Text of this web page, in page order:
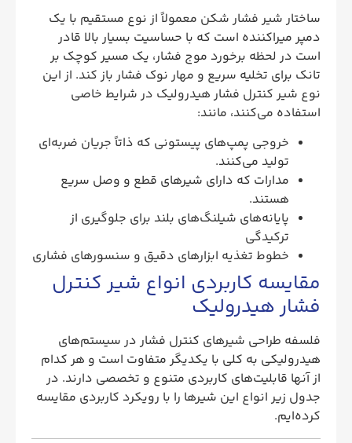
ساختار شیر فشار شکن معمولاً از نوع مستقیم با یک
دمپر میراکننده است که با حساسیت بسیار بالا قادر
است در لحظه برخورد موج فشار، یک مسیر کوچک بر
تانک برای تخلیه سریع و مهار نوک فشار باز کند. از این
نوع شیر کنترل فشار هیدرولیک در شرایط خاصی
استفاده می‌کنند، مانند:
خروجی پمپ‌های پیستونی که ذاتاً جریان ضربه‌ای
تولید می‌کنند.
مدارات که دارای شیرهای قطع و وصل سریع
هستند.
پایانه‌های شیلنگ‌های بلند برای جلوگیری از
ترکیدگی
خطوط تغذیه ابزارهای دقیق و سنسورهای فشاری
مقایسه کاربردی انواع شیر کنترل
فشار هیدرولیک
فلسفه طراحی شیرهای کنترل فشار در سیستم‌های
هیدرولیکی به کلی با یکدیگر متفاوت است و هر کدام
از آنها قابلیت‌های کاربردی متنوع و تخصصی دارند. در
جدول زیر انواع این شیرها را با رویکرد کاربردی مقایسه
کرده‌ایم.